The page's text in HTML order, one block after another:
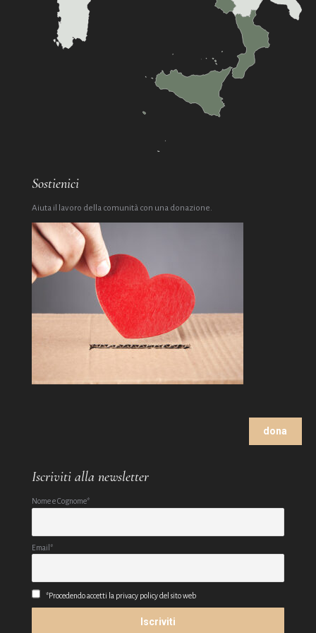
Sostienici
Aiuta il lavoro della comunità con una donazione.
dona
Iscriviti alla newsletter
Nome e Cognome*
Email*
*Procedendo accetti la privacy policy del sito web